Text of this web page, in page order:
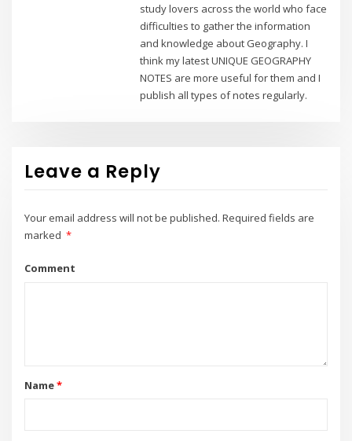
study lovers across the world who face
difficulties to gather the information
and knowledge about Geography. I
think my latest UNIQUE GEOGRAPHY
NOTES are more useful for them and I
publish all types of notes regularly.
Leave a Reply
Your email address will not be published. Required fields are
marked *
Comment
Name*